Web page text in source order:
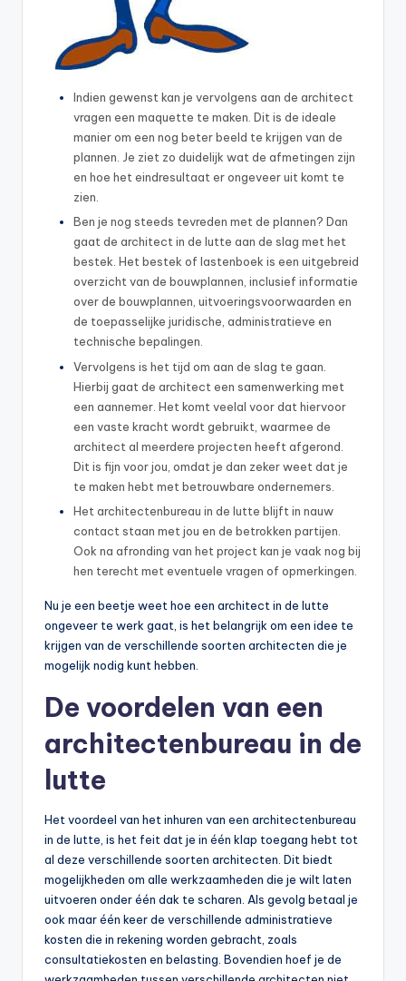
Indien gewenst kan je vervolgens aan de architect
vragen een maquette te maken. Dit is de ideale
manier om een nog beter beeld te krijgen van de
plannen. Je ziet zo duidelijk wat de afmetingen zijn
en hoe het eindresultaat er ongeveer uit komt te
zien.
Ben je nog steeds tevreden met de plannen? Dan
gaat de architect in de lutte aan de slag met het
bestek. Het bestek of lastenboek is een uitgebreid
overzicht van de bouwplannen, inclusief informatie
over de bouwplannen, uitvoeringsvoorwaarden en
de toepasselijke juridische, administratieve en
technische bepalingen.
Vervolgens is het tijd om aan de slag te gaan.
Hierbij gaat de architect een samenwerking met
een aannemer. Het komt veelal voor dat hiervoor
een vaste kracht wordt gebruikt, waarmee de
architect al meerdere projecten heeft afgerond.
Dit is fijn voor jou, omdat je dan zeker weet dat je
te maken hebt met betrouwbare ondernemers.
Het architectenbureau in de lutte blijft in nauw
contact staan met jou en de betrokken partijen.
Ook na afronding van het project kan je vaak nog bij
hen terecht met eventuele vragen of opmerkingen.
Nu je een beetje weet hoe een architect in de lutte
ongeveer te werk gaat, is het belangrijk om een idee te
krijgen van de verschillende soorten architecten die je
mogelijk nodig kunt hebben.
De voordelen van een
architectenbureau in de
lutte
Het voordeel van het inhuren van een architectenbureau
in de lutte, is het feit dat je in één klap toegang hebt tot
al deze verschillende soorten architecten. Dit biedt
mogelijkheden om alle werkzaamheden die je wilt laten
uitvoeren onder één dak te scharen. Als gevolg betaal je
ook maar één keer de verschillende administratieve
kosten die in rekening worden gebracht, zoals
consultatiekosten en belasting. Bovendien hoef je de